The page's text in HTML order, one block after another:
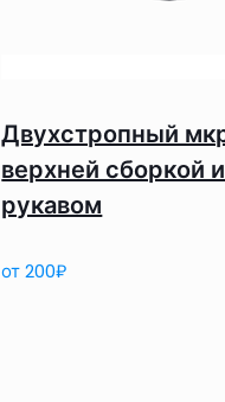
Двухстропный
верхней сборкой
рукавом
от200₽